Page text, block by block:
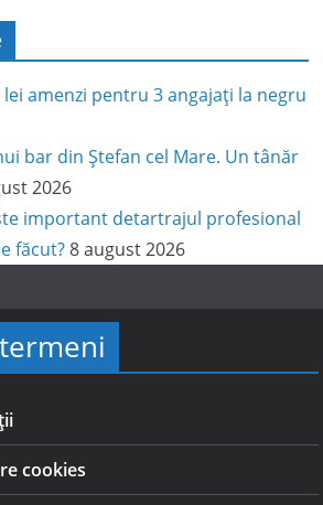
lei amenzi pentru 3 angajați la negru
bar din Ștefan cel Mare. Un tânăr
2026
important detartrajul profesional
făcut? 8 august 2026
cookies